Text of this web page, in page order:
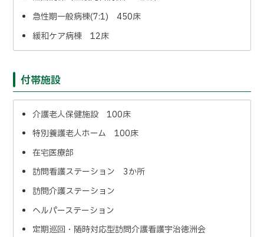
急性期一般病棟(7:1) 450床
緩和ケア病棟 12床
付帯施設
介護老人保健施設 100床
特別養護老人ホーム 100床
在宅医療部
訪問看護ステーション 3か所
訪問介護ステーション
ヘルパーステーション
定期巡回・随時対応型訪問介護看護宇治徳洲会